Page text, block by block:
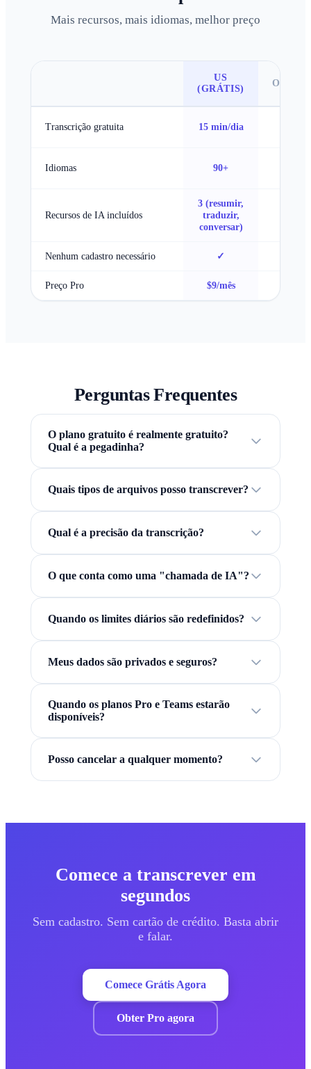
Mais recursos, mais idiomas, melhor preço
US
(GRÁTIS)
Transcrição gratuita 15 min/dia
Idiomas 90+
Recursos de IA incluídos
3 (resumir,
traduzir,
conversar)
Nenhum cadastro necessário ✓
Preço Pro $9/mês
Perguntas Frequentes
O plano gratuito é realmente gratuito?
Qual é a pegadinha?
Quais tipos de arquivos posso transcrever?
Qual é a precisão da transcrição?
O que conta como uma "chamada de IA"?
Quando os limites diários são redefinidos?
Meus dados são privados e seguros?
Quando os planos Pro e Teams estarão
disponíveis?
Posso cancelar a qualquer momento?
Comece a transcrever em
segundos
Sem cadastro. Sem cartão de crédito. Basta abrir
e falar.
Comece Grátis Agora
Obter Pro agora